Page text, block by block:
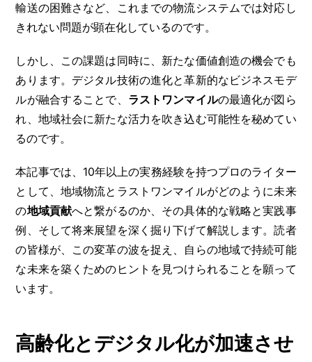
輸送の困難さなど、これまでの物流システムでは対応し
きれない問題が顕在化しているのです。
しかし、この課題は同時に、新たな価値創造の機会でも
あります。デジタル技術の進化と革新的なビジネスモデ
ルが融合することで、 ラストワンマイルの最適化が図ら
れ、地域社会に新たな活力を吹き込む可能性を秘めてい
るのです。
本記事では、10年以上の実務経験を持つプロのライター
として、地域物流とラストワンマイルがどのように未来
の地域貢献へと繋がるのか、その具体的な戦略と実践事
例、そして将来展望を深く掘り下げて解説します。読者
の皆様が、この変革の波を捉え、自らの地域で持続可能
な未来を築くためのヒントを見つけられることを願って
います。
高齢化とデジタル化が加速させ